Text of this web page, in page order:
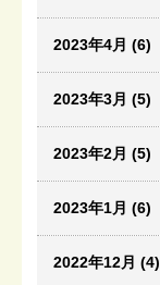
2023年4月 (6)
2023年3月 (5)
2023年2月 (5)
2023年1月 (6)
2022年12月 (4)